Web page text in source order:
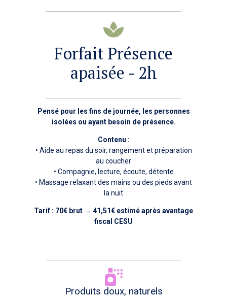
Forfait Présence
apaisée - 2h
Pensé pour les fins de journée, les personnes
isolées ou ayant besoin de présence.
Contenu :
• Aide au repas du soir, rangement et préparation
au coucher
• Compagnie, lecture, écoute, détente
• Massage relaxant des mains ou des pieds avant
la nuit
Tarif : 70€ brut → 41,51€ estimé après avantage
fiscal CESU
Produits doux, naturels